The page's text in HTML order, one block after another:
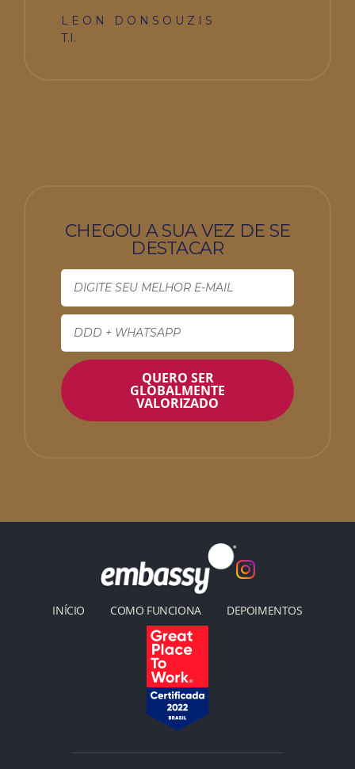
LEON DONSOUZIS
T.I.
CHEGOU A SUA VEZ DE SE
DESTACAR
QUERO SER
GLOBALMENTE
VALORIZADO
INÍCIO COMO FUNCIONA DEPOIMENTOS